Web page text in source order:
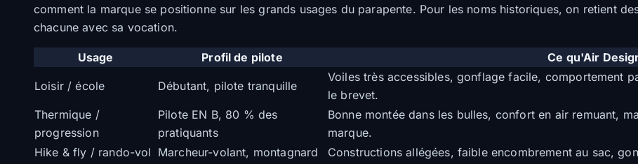
comment la marque se positionne sur les grands usages du parapente. Pour les noms historiques, on retient
chacune avec sa vocation.
Usage Profil de pilote Ce qu'Air
Loisir / école Débutant, pilote tranquille
Voiles très accessibles, gonflage facile, comportement
le brevet.
Thermique /
progression
Pilote EN B, 80 % des
pratiquants
Bonne montée dans les bulles, confort en air remuant,
marque.
Hike & fly / rando-vol Marcheur-volant, montagnard Constructions allégées, faible encombrement au sac,